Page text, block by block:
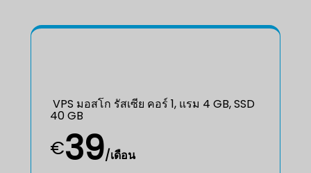
VPS มอสโก รัสเซีย คอร์ 1, แรม 4 GB, SSD
40 GB
€39/เดือน